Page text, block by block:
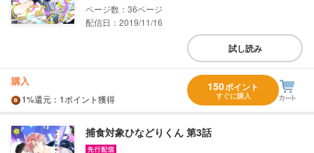
36
配信日：2019/11/16
試し読み
購入
1%還元 ：1ポイント獲得
150ポイント
すぐに購入
捕食対象ひなどりくん 第3話